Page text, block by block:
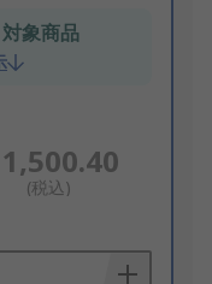
象商品
1,500.40
(税込)